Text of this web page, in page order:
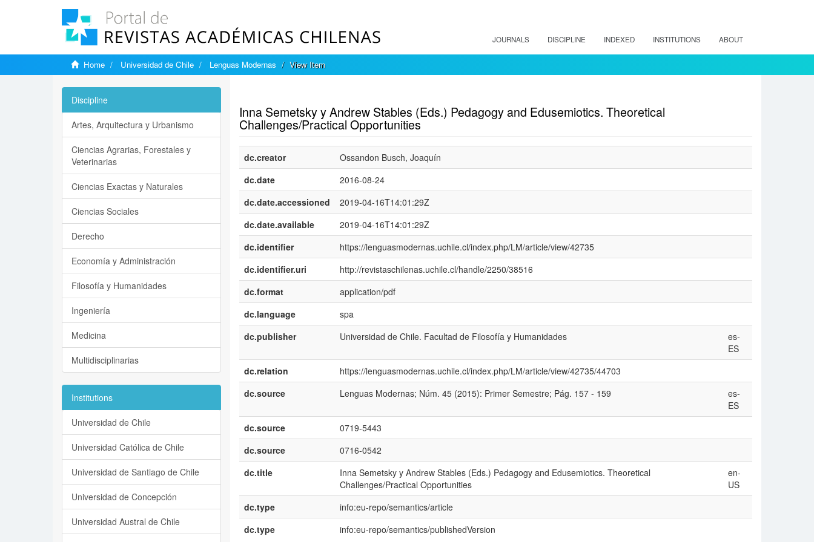
JOURNALS DISCIPLINE INDEXED INSTITUTIONS ABOUT
Home Universidad de Chile Lenguas Modernas View Item
Inna Semetsky y Andrew Stables (Eds.) Pedagogy and Edusemiotics. Theoretical
Challenges/Practical Opportunities
dc.creator
Ossandon Busch, Joaquín
dc.date
2016-08-24
dc.date.accessioned
2019-04-16T14:01:29Z
dc.date.available
2019-04-16T14:01:29Z
dc.identifier
https://lenguasmodernas.uchile.cl/index.php/LM/article/view/42735
dc.identifier.uri
http://revistaschilenas.uchile.cl/handle/2250/38516
dc.format
application/pdf
dc.language
spa
dc.publisher
Universidad de Chile. Facultad de Filosofía y Humanidades
es-
ES
dc.relation
https://lenguasmodernas.uchile.cl/index.php/LM/article/view/42735/44703
dc.source
Lenguas Modernas; Núm. 45 (2015): Primer Semestre; Pág. 157 - 159
es-
ES
dc.source
0719-5443
dc.source
0716-0542
dc.title
Inna Semetsky y Andrew Stables (Eds.) Pedagogy and Edusemiotics. Theoretical
Challenges/Practical Opportunities
en-
US
dc.type
info:eu-repo/semantics/article
dc.type
info:eu-repo/semantics/publishedVersion
Discipline
Artes, Arquitectura y Urbanismo
Ciencias Agrarias, Forestales y
Veterinarias
Ciencias Exactas y Naturales
Ciencias Sociales
Derecho
Economía y Administración
Filosofía y Humanidades
Ingeniería
Medicina
Multidisciplinarias
Institutions
Universidad de Chile
Universidad Católica de Chile
Universidad de Santiago de Chile
Universidad de Concepción
Universidad Austral de Chile